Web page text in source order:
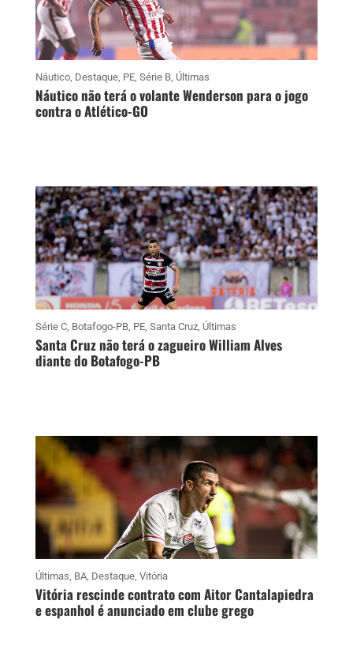
Náutico, Destaque, PE, Série B, Últimas
Náutico não terá o volante Wenderson para o jogo
contra o Atlético-GO
Série C, Botafogo-PB, PE, Santa Cruz, Últimas
Santa Cruz não terá o zagueiro William Alves
diante do Botafogo-PB
Últimas BA, Destaque, Vitória
Vitória rescinde contrato com Aitor Cantalapiedra
e espanhol é anunciado em clube grego